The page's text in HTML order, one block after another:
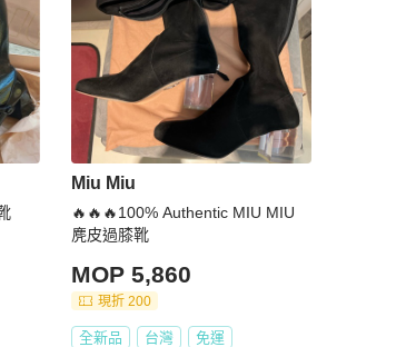
Miu Miu
🔥🔥🔥100% Authentic MIU MIU
麂皮過膝靴
MOP 5,860
現折 200
全新品 台灣 免運